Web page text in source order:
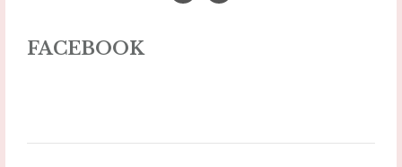
FACEBOOK